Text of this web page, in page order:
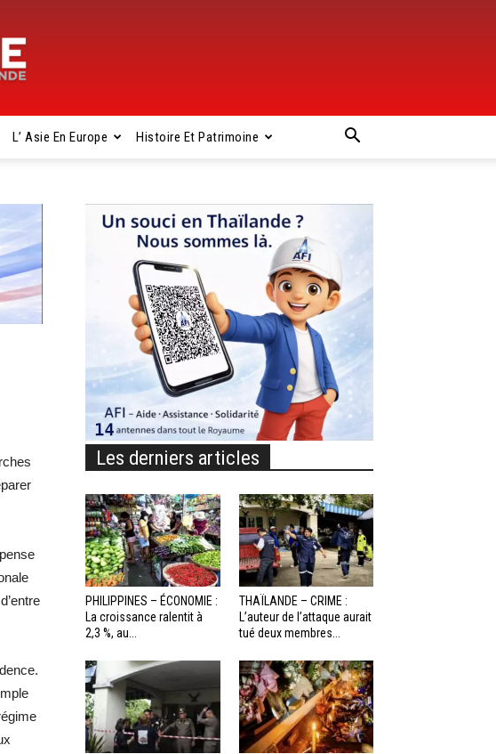
L’ Asie En Europe Histoire Et Patrimoine
Les derniers articles
PHILIPPINES – ÉCONOMIE :
La croissance ralentit à
2,3 %, au...
THAÏLANDE – CRIME :
L’auteur de l’attaque aurait
tué deux membres...